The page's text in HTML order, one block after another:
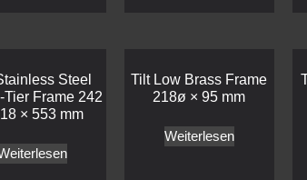
Steel
Tier Frame 242
× 553 mm
Tilt Low Brass Frame
218ø × 95 mm
Weiterlesen